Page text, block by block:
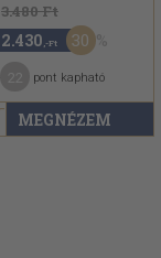
MEGNÉZEM
3.480 Ft
2.430 ,-Ft 30
pont kapható